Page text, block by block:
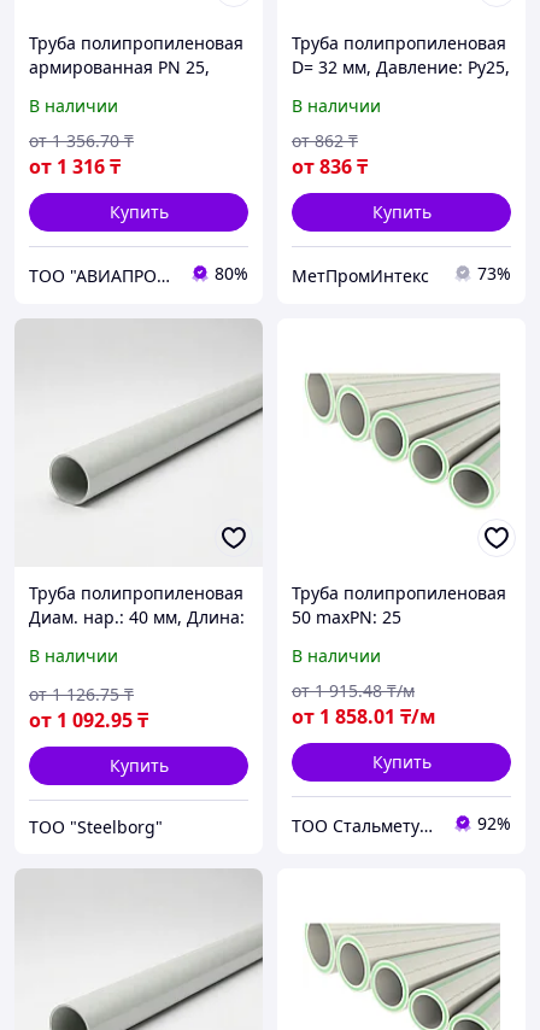
Труба полипропиленовая
армированная PN 25,
В наличии
от 1 316₸
от 1 356.70 ₸
Купить
ТОО "АВИАПРОМСТАЛЬ" 80%
Труба полипропиленовая
D= 32 мм, Давление: Ру25,
стекловолокно
В наличии
от836₸
от 862 ₸
Купить
МетПромИнтекс 73%
Труба полипропиленовая
Диам. нар.: 40 мм, Длина:
В наличии
от 1 092.95₸
от 1 126.75 ₸
Купить
ТОО "Steelborg"
Труба полипропиленовая
50 maxPN: 25
В наличии
от 1 858.01 ₸/м
от 1 915.48 ₸/м
Купить
ТОО Стальметурал 92%